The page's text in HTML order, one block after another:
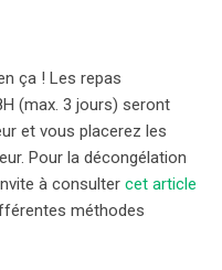
ça ! Les repas
(max. 3 jours) seront
et vous placerez les
Pour la décongélation
à consulter cet article
méthodes